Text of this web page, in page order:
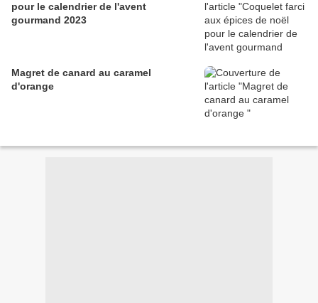
pour le calendrier de l'avent
gourmand 2023
Magret de canard au caramel
d'orange